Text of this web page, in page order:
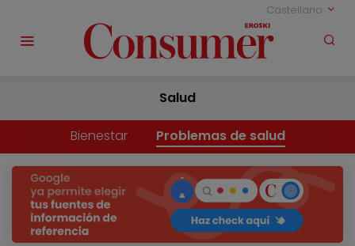
Castellano
Salud
Bienestar Problemas de salud